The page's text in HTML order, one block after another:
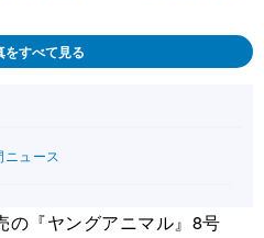
をすべて見る
ュース
『ヤングアニマル』8号